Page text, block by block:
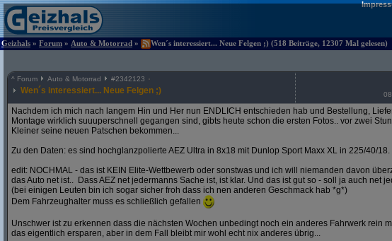
Geizhals » Forum » Auto & Motorrad » Wen´s interessiert... Neue Felgen ;) (518 Beiträge, 12307 Mal gelesen)
^ Forum Auto & Motorrad #2342123
Wen´s interessiert... Neue Felgen ;)
Nachdem ich mich nach langem Hin und Her nun ENDLICH entschieden hab und Bestellung,
Montage wirklich suuuperschnell gegangen sind, gibts heute schon die ersten Fotos.. vor zwei
Kleiner seine neuen Patschen bekommen...
Zu den Daten: es sind hochglanzpolierte AEZ Ultra in 8x18 mit Dunlop Sport Maxx XL in 225/40/18.
edit: NOCHMAL - das ist KEIN Elite-Wettbewerb oder sonstwas und ich will niemanden davon
das Auto net ist.. Dass AEZ net jedermanns Sache ist, ist klar. Und das ist gut so - soll ja auch net
(bei einigen Leuten bin ich sogar sicher froh dass ich nen anderen Geschmack hab *g*)
Dem Fahrzeughalter muss es schließlich gefallen
Unschwer ist zu erkennen dass die nächsten Wochen unbedingt noch ein anderes Fahrwerk rein
das eigentlich ersparen, aber in dem Fall bleibt mir wohl echt nix anderes übrig...